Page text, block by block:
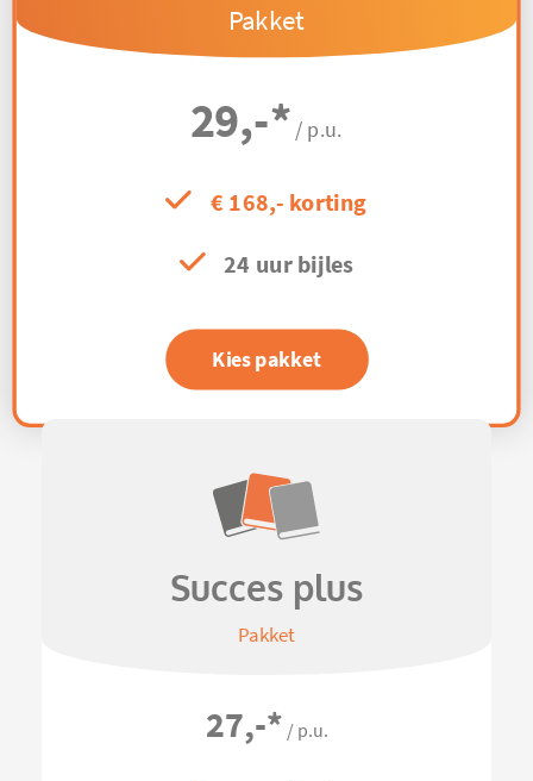
Pakket
29,-* / p.u.
€ 168,- korting
24 uur bijles
Kies pakket
Succes plus
Pakket
27,-* / p.u.